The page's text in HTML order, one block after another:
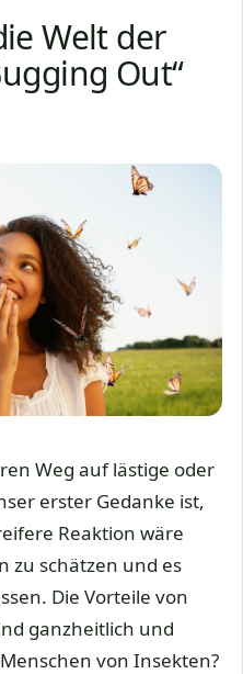
Welt der
Out“
Weg auf lästige oder
erster Gedanke ist,
Reaktion wäre
zu schätzen und es
Die Vorteile von
ganzheitlich und
von Insekten?